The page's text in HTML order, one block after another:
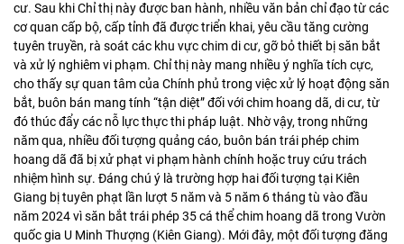
cư. Sau khi Chỉ thị này được ban hành, nhiều văn bản chỉ đạo từ các
cơ quan cấp bộ, cấp tỉnh đã được triển khai, yêu cầu tăng cường
tuyên truyền, rà soát các khu vực chim di cư, gỡ bỏ thiết bị săn bắt
và xử lý nghiêm vi phạm. Chỉ thị này mang nhiều ý nghĩa tích cực,
cho thấy sự quan tâm của Chính phủ trong việc xử lý hoạt động săn
bắt, buôn bán mang tính “tận diệt” đối với chim hoang dã, di cư, từ
đó thúc đẩy các nỗ lực thực thi pháp luật. Nhờ vậy, trong những
năm qua, nhiều đối tượng quảng cáo, buôn bán trái phép chim
hoang dã đã bị xử phạt vi phạm hành chính hoặc truy cứu trách
nhiệm hình sự. Đáng chú ý là trường hợp hai đối tượng tại Kiên
Giang bị tuyên phạt lần lượt 5 năm và 5 năm 6 tháng tù vào đầu
năm 2024 vì săn bắt trái phép 35 cá thể chim hoang dã trong Vườn
quốc gia U Minh Thượng (Kiên Giang). Mới đây, một đối tượng đăng